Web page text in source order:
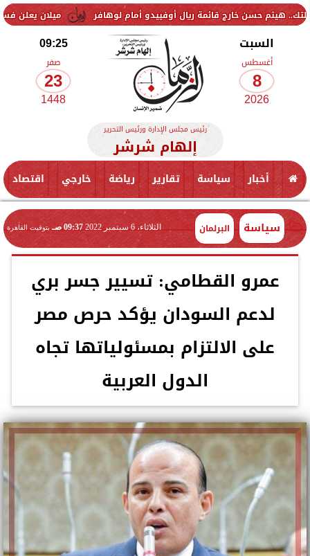
ميلان يعلن فسخ عقد خارج قائمة ريال أوفييدو أمام لوهافر
السبت
أغسطس
8
2026
09:25
صفر
23
1448
رئيس مجلس الإدارة ورئيس التحرير
إلهام شرشر
أخبار سياسة تقارير رياضة خارجي اقتصاد
سياسة البرلمان الثلاثاء، 6 سبتمبر 2022 09:37 صـ بتوقيت القاهرة
عمرو القطامي: تسيير جسر بري
لدعم السودان يؤكد حرص مصر
على الالتزام بمسئولياتها تجاه
الدول العربية